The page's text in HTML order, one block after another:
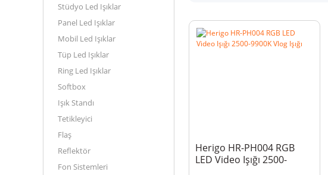
Stüdyo Led Işıklar
Panel Led Işıklar
Mobil Led Işıklar
Tüp Led Işıklar
Ring Led Işıklar
Softbox
Işık Standı
Tetikleyici
Flaş
Reflektör
Fon Sistemleri
Herigo HR-PH004 RGB
LED Video Işığı 2500-